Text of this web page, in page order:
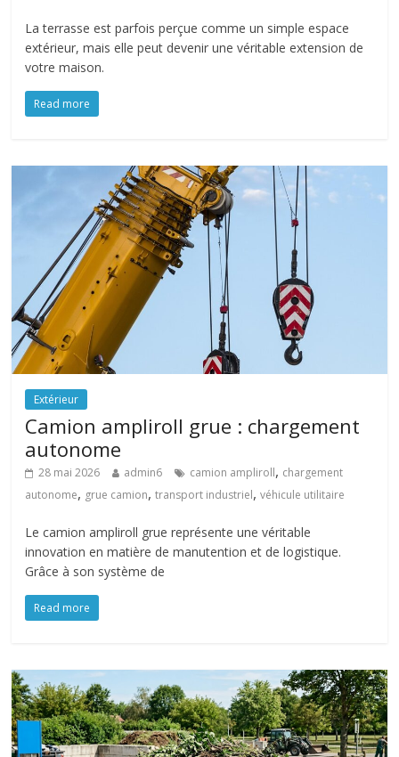
La terrasse est parfois perçue comme un simple espace
extérieur, mais elle peut devenir une véritable extension de
votre maison.
Read more
Extérieur
Camion ampliroll grue : chargement
autonome
28 mai 2026 admin6 camion ampliroll, chargement
autonome, grue camion,transport industriel,véhicule utilitaire
Le camion ampliroll grue représente une véritable
innovation en matière de manutention et de logistique.
Grâce à son système de
Read more